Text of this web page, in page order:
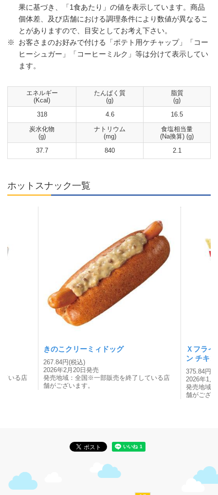
果に基づき、「1食あたり」の値を表示しています。商品
個体差、及び店舗における調理条件により数値が異なるこ
とがありますので、目安としてお考え下さい。
※
お客さまのお好みで付ける「ポテト用ケチャップ」「コー
ヒーシュガー」「コーヒーミルク」等は分けて表示してい
ます。
エネルギー
(Kcal)
318
たんぱく質
(g)
4.6
脂質
(g)
16.5
炭水化物
(g)
37.7
ナトリウム
(mg)
840
食塩相当量
(Na換算) (g)
2.1
ホットスナック一覧
いる店
きのこクリーミィドッグ
267.84円(税込)
2026年2月20日発売
発売地域：全国※一部販売を終了している店
舗がございます。
Ｘフラ
ン チキ
375.84円(
2026年1月
発売地域
舗がござ